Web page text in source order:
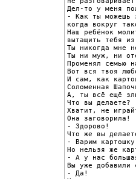
Дел-то у меня
- Как ты можешь
когда вокруг
Наш ребёнок
вытащить тебя
Ты никогда мне
Ты ни муж, ни
Променял семью
Вот вся твоя
И сам, как
Соломенная
А, ты всё ещё
Что вы делаете?
Хватит, не
Она заговорила!
- Здорово!
Что же вы
- Варим
Но нельзя же
- А у нас
Вы уже добавили
- Да!